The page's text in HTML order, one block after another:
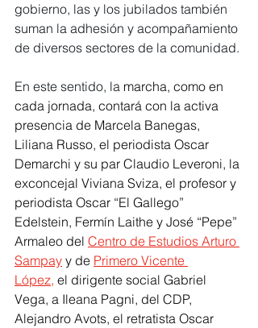
gobierno, las y los jubilados también
suman la adhesión y acompañamiento
de diversos sectores de la comunidad.
En este sentido, la marcha, como en
cada jornada, contará con la activa
presencia de Marcela Banegas,
Liliana Russo, el periodista Oscar
Demarchi y su par Claudio Leveroni, la
exconcejal Viviana Sviza, el profesor y
periodista Oscar “El Gallego”
Edelstein, Fermín Laithe y José “Pepe”
Armaleo del Centro de Estudios Arturo
Sampay y de Primero Vicente
López, el dirigente social Gabriel
Vega, a Ileana Pagni, del CDP,
Alejandro Avots, el retratista Oscar